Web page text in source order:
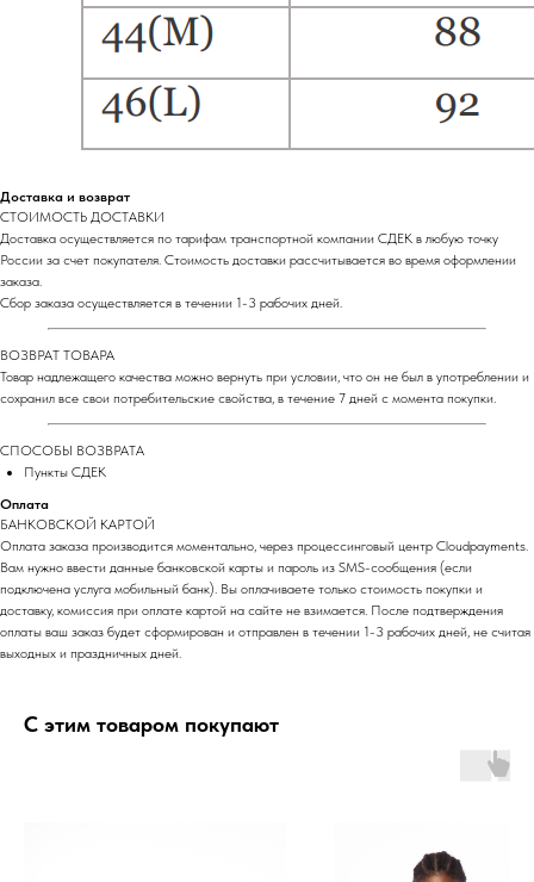
Доставка и возврат
СТОИМОСТЬ ДОСТАВКИ
Доставка осуществляется по тарифам транспортной компании СДЕК в любую точку
России за счет покупателя. Стоимость доставки рассчитывается во время оформлении
заказа.
Сбор заказа осуществляется в течении 1-3 рабочих дней.
ВОЗВРАТ ТОВАРА
Товар надлежащего качества можно вернуть при условии, что он не был в употреблении и
сохранил все свои потребительские свойства, в течение 7 дней с момента покупки.
СПОСОБЫ ВОЗВРАТА
Пункты СДЕК
Оплата
БАНКОВСКОЙ КАРТОЙ
Оплата заказа производится моментально, через процессинговый центр Cloudpayments.
Вам нужно ввести данные банковской карты и пароль из SMS-сообщения (если
подключена услуга мобильный банк). Вы оплачиваете только стоимость покупки и
доставку, комиссия при оплате картой на сайте не взимается. После подтверждения
оплаты ваш заказ будет сформирован и отправлен в течении 1-3 рабочих дней, не считая
выходных и праздничных дней.
С этим товаром покупают